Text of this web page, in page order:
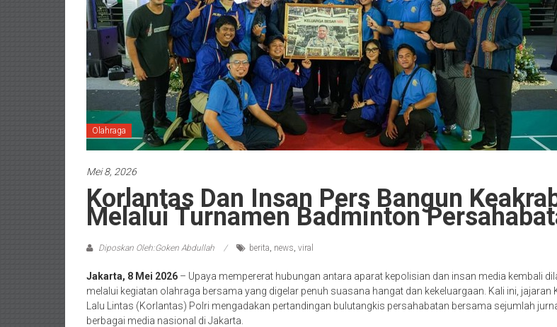
Olahraga
Mei 8, 2026
Korlantas Dan Insan Pers Bangun
Melalui Turnamen Badminton
Diposkan Oleh:Goken Abdullah berita, news, viral
Jakarta, 8 Mei 2026 – Upaya mempererat hubungan antara aparat kepolisian dan insan media kembali
melalui kegiatan olahraga bersama yang digelar penuh suasana hangat dan kekeluargaan. Kali ini, jajaran
Lalu Lintas (Korlantas) Polri mengadakan pertandingan bulutangkis persahabatan bersama sejumlah
berbagai media nasional di Jakarta.